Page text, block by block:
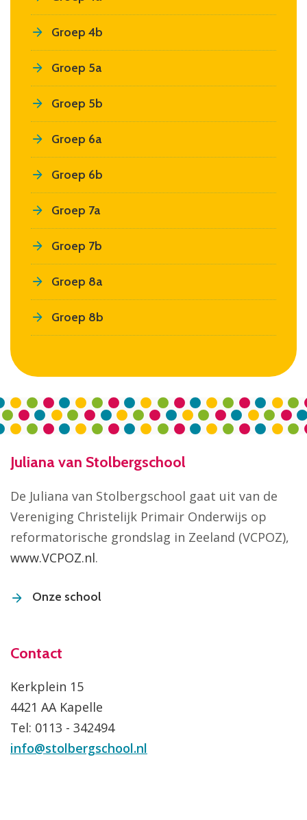
Groep 4b
Groep 5a
Groep 5b
Groep 6a
Groep 6b
Groep 7a
Groep 7b
Groep 8a
Groep 8b
Juliana van Stolbergschool
De Juliana van Stolbergschool gaat uit van de
Vereniging Christelijk Primair Onderwijs op
reformatorische grondslag in Zeeland (VCPOZ),
www.VCPOZ.nl.
Onze school
Contact
Kerkplein 15
4421 AA Kapelle
Tel: 0113 - 342494
info@stolbergschool.nl